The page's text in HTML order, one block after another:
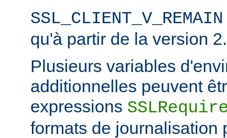
SSL_CLIENT_V_REMAIN
qu'à partir de la version
Plusieurs variables
additionnelles peuvent
expressions
formats de journalisation